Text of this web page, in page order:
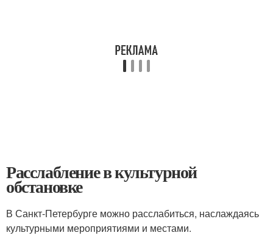
Расслабление в культурной
обстановке
В Санкт-Петербурге можно расслабиться, наслаждаясь
культурными мероприятиями и местами.